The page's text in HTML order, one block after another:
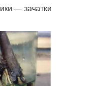
— зачатки